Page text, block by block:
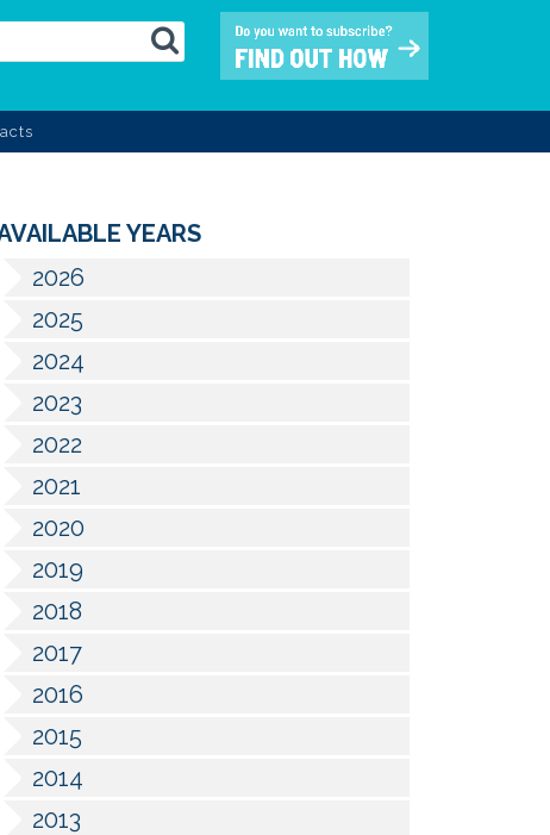
YEARS
2026
2025
2024
2023
2022
2021
2020
2019
2018
2017
2016
2015
2014
2013